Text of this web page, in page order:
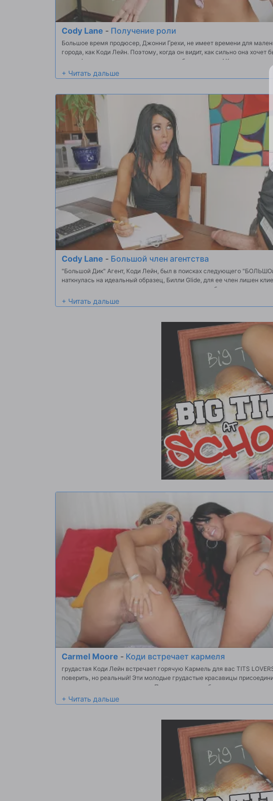
Cody Lane - Получение роли
Большое время продюсер, Джонни Грехи, не имеет времени для
города, как Коди Лейн. Поэтому, когда он видит, как сильно она хочет
своих фильмов, он решает сделать ее работу для него! Коди не
но быстро понимает, что она должна начать где-то ...
Cody Lane - Большой член агентства
"Большой Дик" Агент, Коди Лейн, был в поисках следующего
наткнулась на идеальный образец, Билли Glide, для ее член лишен
она увидела размер его петух, она решила, что это было лучше, что
первую очередь. С толстым журналом копирования рот и супер
могла ходить или говорить, когда это было сделано ... Классический!
Carmel Moore - Коди встречает кармеля
грудастая Коди Лейн встречает горячую Кармель для вас TITS
поверить, но реальный! Эти молодые грудастые красавицы
некоторых хороших чертовски. Посмотрите на их большие свежие
совершенные круглые задницы скрывается мало жесткой розовые
мой! Это непреодолимовидеть эти свежие hotties лизать друг друга. В
подпрыгивая в то время как жесткий петух копирования их жесткие
Посмотрите, как мы собачка трахал жесткий эти роговой мокрой
взорвали массивные диплом нагрузки на Кармель и Коди, они решили